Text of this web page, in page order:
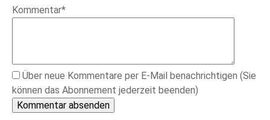
Pflichtfeld
Kommentar*
Über neue Kommentare per E-Mail benachrichtigen (Sie
können das Abonnement jederzeit beenden)
Kommentar absenden